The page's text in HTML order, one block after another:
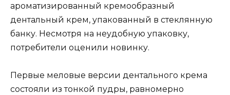
ароматизированный кремообразный
дентальный крем, упакованный в стеклянную
банку. Несмотря на неудобную упаковку,
потребители оценили новинку.
Первые меловые версии дентального крема
состояли из тонкой пудры, равномерно